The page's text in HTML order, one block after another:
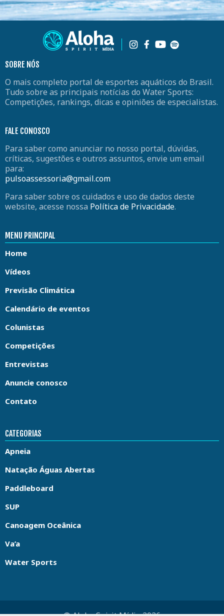
SOBRE NÓS
O mais completo portal de esportes aquáticos do Brasil.
Tudo sobre as principais notícias do Water Sports:
Competições, rankings, dicas e opiniões de especialistas.
FALE CONOSCO
Para saber como anunciar no nosso portal, dúvidas,
críticas, sugestões e outros assuntos, envie um email
para:
pulsoassessoria@gmail.com
Para saber sobre os cuidados e uso de dados deste
website, acesse nossa Política de Privacidade.
MENU PRINCIPAL
Home
Vídeos
Previsão Climática
Calendário de eventos
Colunistas
Competições
Entrevistas
Anuncie conosco
Contato
CATEGORIAS
Apneia
Natação Águas Abertas
Paddleboard
SUP
Canoagem Oceânica
Va’a
Water Sports